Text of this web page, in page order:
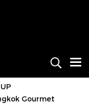
Gourmet